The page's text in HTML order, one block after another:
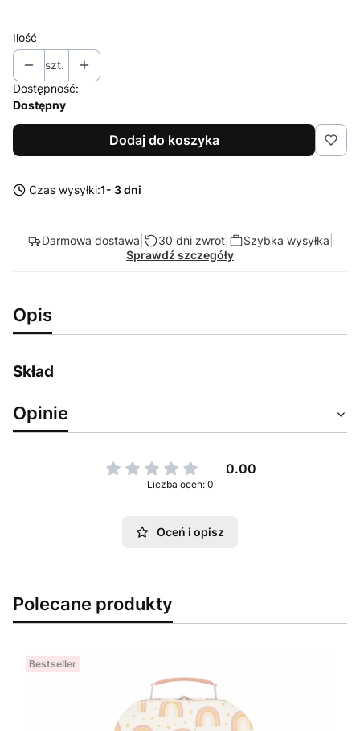
Ilość
szt.
Dostępność:
Dostępny
Dodaj do koszyka
Czas wysyłki:1- 3 dni
Darmowa dostawa 30 dni zwrot| Szybka wysyłka
Sprawdź szczegóły
Opis
Skład
Opinie
0.00
Liczba ocen: 0
Oceń i opisz
Polecane produkty
Bestseller